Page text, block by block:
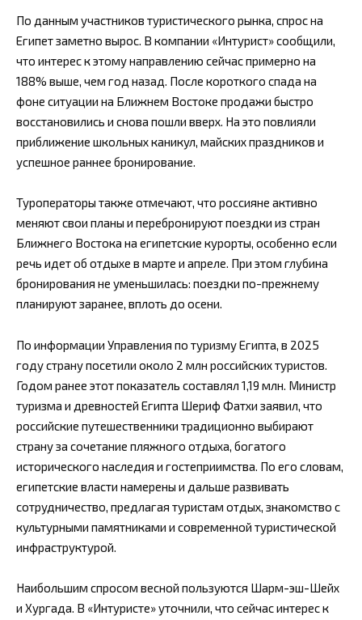
По данным участников туристического рынка, спрос на
Египет заметно вырос. В компании «Интурист» сообщили,
что интерес к этому направлению сейчас примерно на
188% выше, чем год назад. После короткого спада на
фоне ситуации на Ближнем Востоке продажи быстро
восстановились и снова пошли вверх. На это повлияли
приближение школьных каникул, майских праздников и
успешное раннее бронирование.
Туроператоры также отмечают, что россияне активно
меняют свои планы и перебронируют поездки из стран
Ближнего Востока на египетские курорты, особенно если
речь идет об отдыхе в марте и апреле. При этом глубина
бронирования не уменьшилась: поездки по-прежнему
планируют заранее, вплоть до осени.
По информации Управления по туризму Египта, в 2025
году страну посетили около 2 млн российских туристов.
Годом ранее этот показатель составлял 1,19 млн. Министр
туризма и древностей Египта Шериф Фатхи заявил, что
российские путешественники традиционно выбирают
страну за сочетание пляжного отдыха, богатого
исторического наследия и гостеприимства. По его словам,
египетские власти намерены и дальше развивать
сотрудничество, предлагая туристам отдых, знакомство с
культурными памятниками и современной туристической
инфраструктурой.
Наибольшим спросом весной пользуются Шарм-эш-Шейх
и Хургада. В «Интуристе» уточнили, что сейчас интерес к